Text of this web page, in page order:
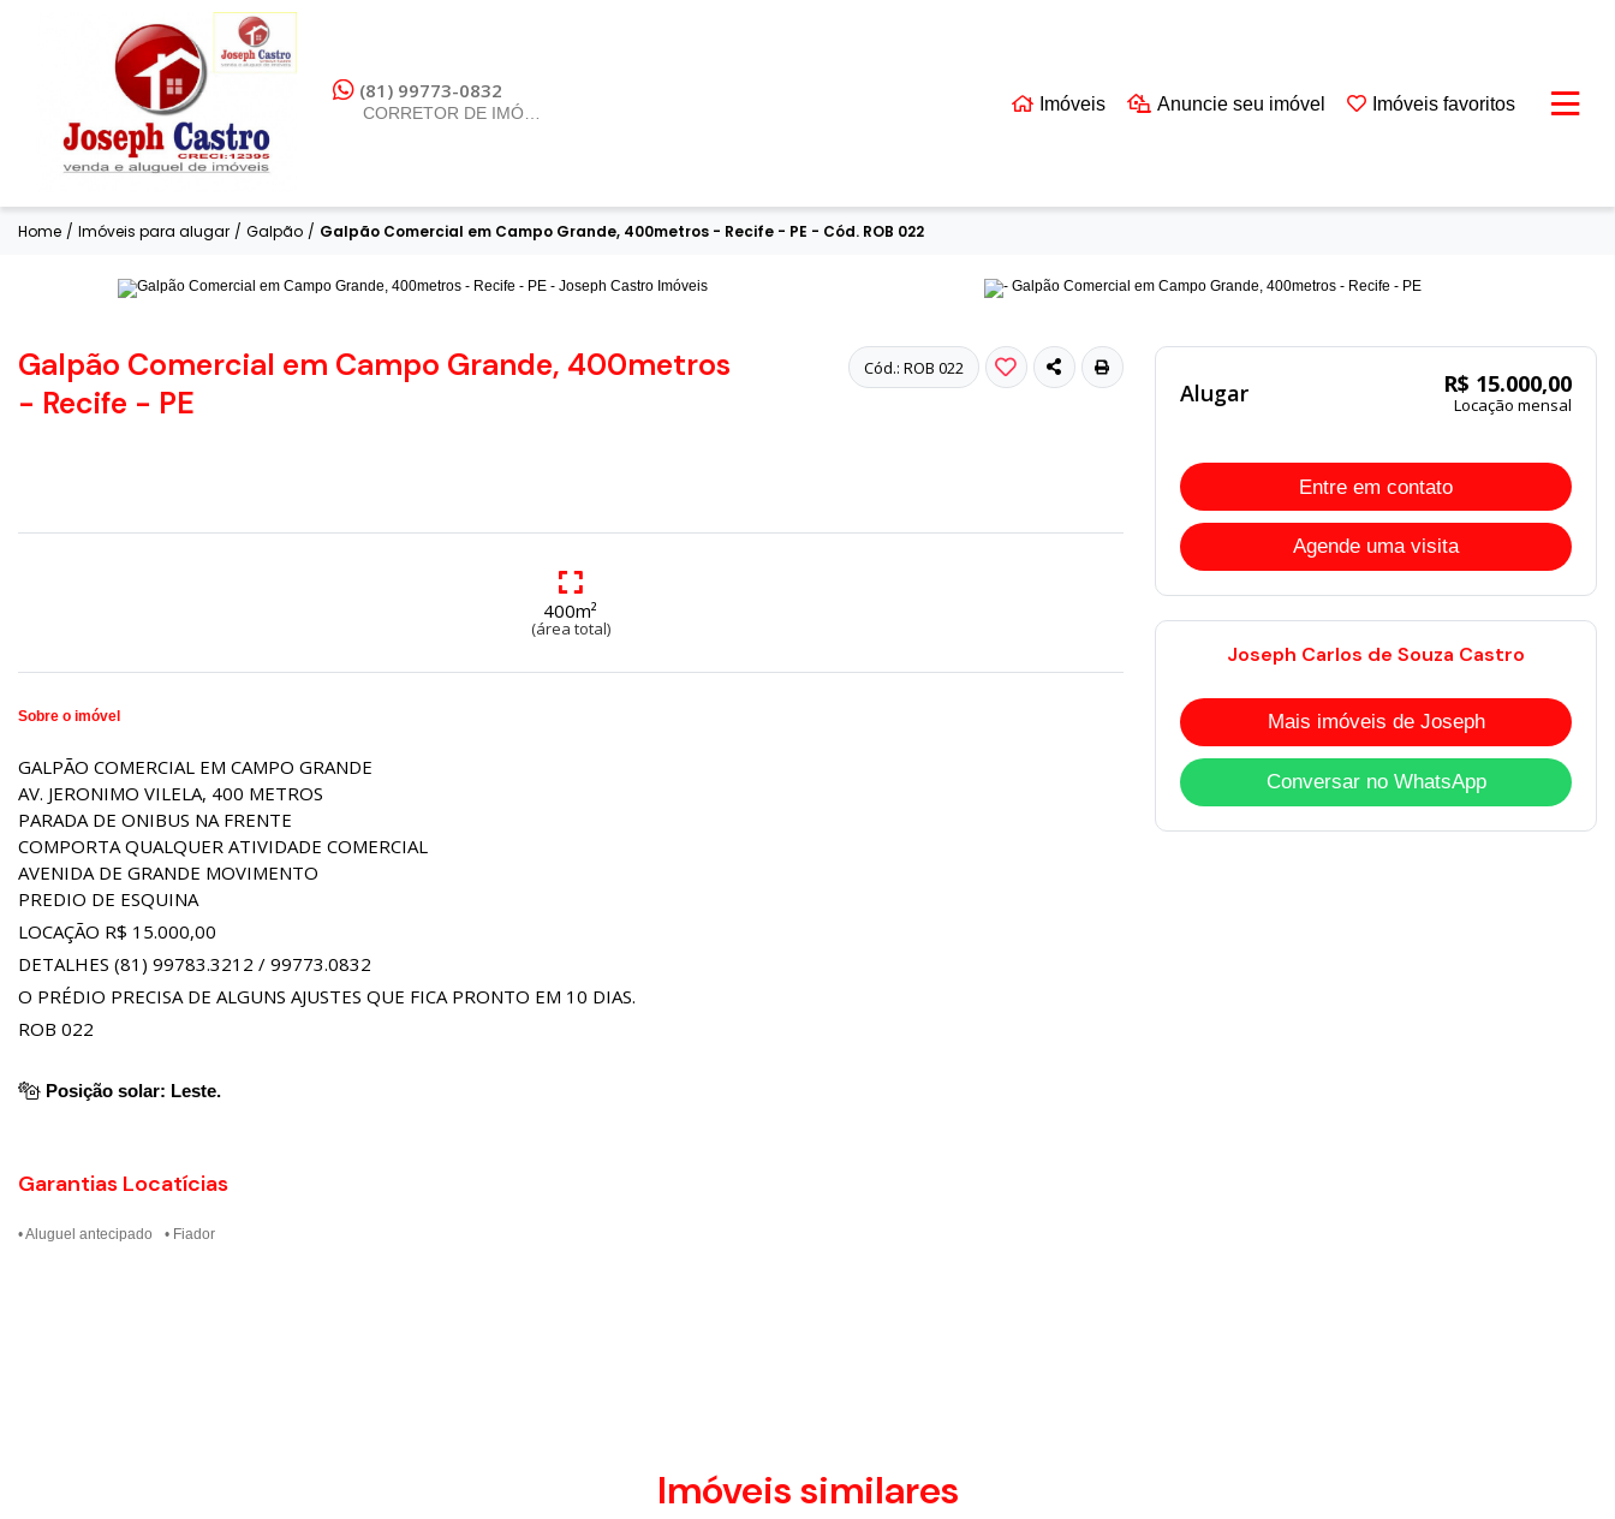
(81) 99773-0832
Imóveis Anuncie seu imóvel Imóveis favoritos
Home / Imóveis para alugar / Galpão / Galpão Comercial em Campo Grande, 400metros - Recife - PE - Cód. ROB 022
Cód.: ROB 022
Galpão Comercial em Campo Grande, 400metros
- Recife - PE
400m²
(área total)
Sobre o imóvel
GALPÃO COMERCIAL EM CAMPO GRANDE
AV. JERONIMO VILELA, 400 METROS
PARADA DE ONIBUS NA FRENTE
COMPORTA QUALQUER ATIVIDADE COMERCIAL
AVENIDA DE GRANDE MOVIMENTO
PREDIO DE ESQUINA
LOCAÇÃO R$ 15.000,00
DETALHES (81) 99783.3212 / 99773.0832
O PRÉDIO PRECISA DE ALGUNS AJUSTES QUE FICA PRONTO EM 10 DIAS.
ROB 022
Posição solar: Leste.
Garantias Locatícias
• Aluguel antecipado • Fiador
Alugar R$ 15.000,00
Locação mensal
Entre em contato
Agende uma visita
Joseph Carlos de Souza Castro
Mais imóveis de Joseph
Conversar no WhatsApp
Imóveis similares